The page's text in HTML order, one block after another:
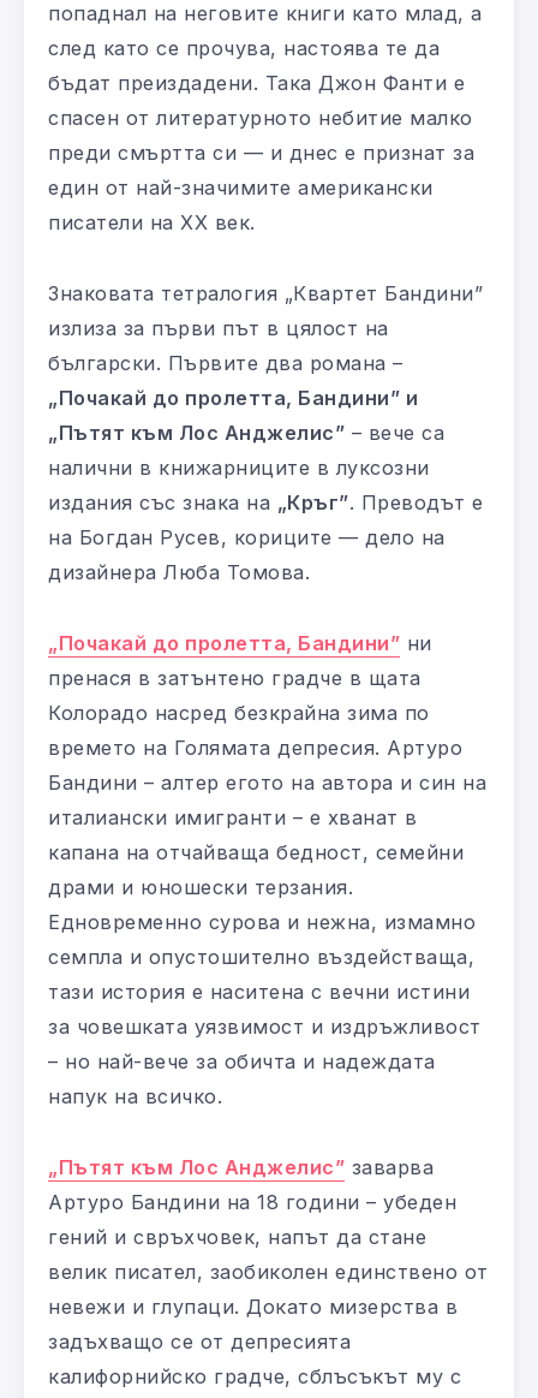
попаднал на неговите книги като млад, а
след като се прочува, настоява те да
бъдат преиздадени. Така Джон Фанти е
спасен от литературното небитие малко
преди смъртта си — и днес е признат за
един от най-значимите американски
писатели на XX век.
Знаковата тетралогия „Квартет Бандини”
излиза за първи път в цялост на
български. Първите два романа –
„Почакай до пролетта, Бандини” и
„Пътят към Лос Анджелис” – вече са
налични в книжарниците в луксозни
издания със знака на „Кръг”. Преводът е
на Богдан Русев, кориците — дело на
дизайнера Люба Томова.
„Почакай до пролетта, Бандини” ни
пренася в затънтено градче в щата
Колорадо насред безкрайна зима по
времето на Голямата депресия. Артуро
Бандини – алтер егото на автора и син на
италиански имигранти – е хванат в
капана на отчайваща бедност, семейни
драми и юношески терзания.
Едновременно сурова и нежна, измамно
семпла и опустошително въздействаща,
тази история е наситена с вечни истини
за човешката уязвимост и издръжливост
– но най-вече за обичта и надеждата
напук на всичко.
„Пътят към Лос Анджелис” заварва
Артуро Бандини на 18 години – убеден
гений и свръхчовек, напът да стане
велик писател, заобиколен единствено от
невежи и глупаци. Докато мизерства в
задъхващо се от депресията
калифорнийско градче, сблъсъкът му с